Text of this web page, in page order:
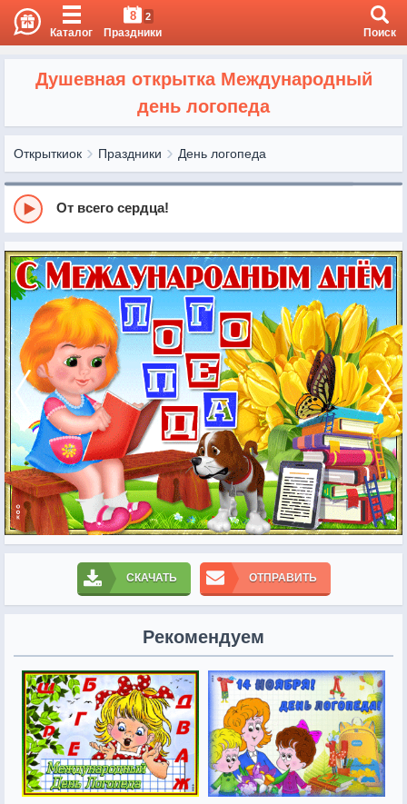
Каталог
8 2
Праздники Поиск
Душевная открытка Международный
день логопеда
Открыткиок Праздники День логопеда
От всего сердца!
СКАЧАТЬ ОТПРАВИТЬ
Рекомендуем